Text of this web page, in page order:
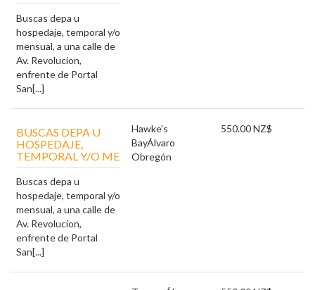
Buscas depa u
hospedaje, temporal y/o
mensual, a una calle de
Av. Revolucion,
enfrente de Portal
San[...]
BUSCAS DEPA U
HOSPEDAJE,
TEMPORAL Y/O ME
Buscas depa u
hospedaje, temporal y/o
mensual, a una calle de
Av. Revolucion,
enfrente de Portal
San[...]
Hawke's
BayÁlvaro
Obregón
550.00 NZ$